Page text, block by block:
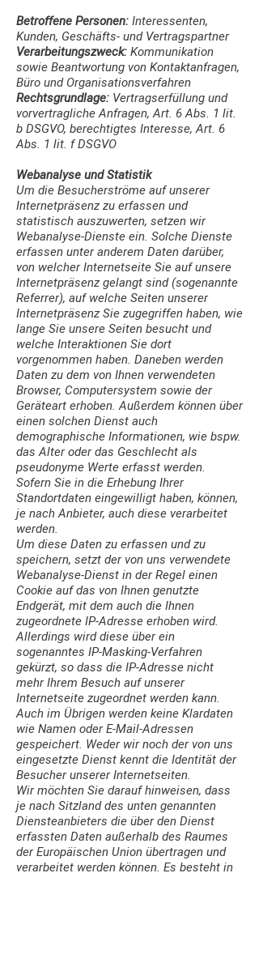
Betroffene Personen: Interessenten,
Kunden, Geschäfts- und Vertragspartner
Verarbeitungszweck: Kommunikation
sowie Beantwortung von Kontaktanfragen,
Büro und Organisationsverfahren
Rechtsgrundlage: Vertragserfüllung und
vorvertragliche Anfragen, Art. 6 Abs. 1 lit.
b DSGVO, berechtigtes Interesse, Art. 6
Abs. 1 lit. f DSGVO
Webanalyse und Statistik
Um die Besucherströme auf unserer
Internetpräsenz zu erfassen und
statistisch auszuwerten, setzen wir
Webanalyse-Dienste ein. Solche Dienste
erfassen unter anderem Daten darüber,
von welcher Internetseite Sie auf unsere
Internetpräsenz gelangt sind (sogenannte
Referrer), auf welche Seiten unserer
Internetpräsenz Sie zugegriffen haben, wie
lange Sie unsere Seiten besucht und
welche Interaktionen Sie dort
vorgenommen haben. Daneben werden
Daten zu dem von Ihnen verwendeten
Browser, Computersystem sowie der
Geräteart erhoben. Außerdem können über
einen solchen Dienst auch
demographische Informationen, wie bspw.
das Alter oder das Geschlecht als
pseudonyme Werte erfasst werden.
Sofern Sie in die Erhebung Ihrer
Standortdaten eingewilligt haben, können,
je nach Anbieter, auch diese verarbeitet
werden.
Um diese Daten zu erfassen und zu
speichern, setzt der von uns verwendete
Webanalyse-Dienst in der Regel einen
Cookie auf das von Ihnen genutzte
Endgerät, mit dem auch die Ihnen
zugeordnete IP-Adresse erhoben wird.
Allerdings wird diese über ein
sogenanntes IP-Masking-Verfahren
gekürzt, so dass die IP-Adresse nicht
mehr Ihrem Besuch auf unserer
Internetseite zugeordnet werden kann.
Auch im Übrigen werden keine Klardaten
wie Namen oder E-Mail-Adressen
gespeichert. Weder wir noch der von uns
eingesetzte Dienst kennt die Identität der
Besucher unserer Internetseiten.
Wir möchten Sie darauf hinweisen, dass
je nach Sitzland des unten genannten
Diensteanbieters die über den Dienst
erfassten Daten außerhalb des Raumes
der Europäischen Union übertragen und
verarbeitet werden können. Es besteht in